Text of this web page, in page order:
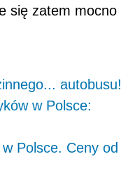
się zatem mocno
autobusu!
w Polsce:
Polsce. Ceny od